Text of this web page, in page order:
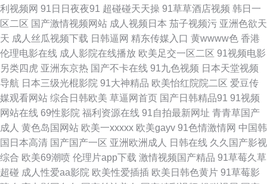
人视频 男人吃瓜AV网 在线日本电影 欧美另类中文 91传媒免费入口 老师+中
文字幕 亚洲中美 国产原创视频在线 午夜福利五月天 国产精彩视频在线观看
熟女熟妇熟妻一区 成人激情午夜福 欧美在线撸视频 最近韩国日本免 美女操
B黄色 伊人直播app 国自产拍视频 午夜福利完整一区 国产后入自慰大片 日
韩视频中文字暮 操逼视频网站51 欧美日韩免费专区在线 91N污 久久伊人热
亚洲影院www 国产18页 手机免费在线 东京热蜜桃网 亚洲电影在线观看 国
利视频网 91日日夜夜91 超碰碰天天操 91草草酒店视频 韩日一
区二区 国产激情视频网站 成人视频日本 茄子视频污 亚洲色欲天
天 成人丝瓜视频下载 日韩逼网 精东传媒入口 黄wwww色 香港
伦理电影在线 成人影院在线播放 欧美足交一区二区 91视频电影
另类四虎 亚洲东京热 国产不卡在线 91九色视频 日本天堂视频
导航 日本三级光棍影院 91大神精品 欧美怡红院院二区 爱豆传
媒观看网站 综合日韩欧美 草逼网首页 国产日韩精品91 91视频
网站在线 69性影院 福利资源在线 91自拍最新网址 青青草国产
成人 黄色岛国网站 欧美一xxxxx 欧美gayv 91色情激情网 中国韩
国日本高清 国产国产一区 亚洲欧洲成人 日韩在线 久久国产影视
综合 欧美69潮喷 伦理片app下载 激情视频国产精品 91草莓久草
超碰 成人性爱aa影院 欧美性爱插插 欧美日韩色黄片 91草莓影